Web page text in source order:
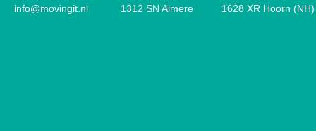
info@movingit.nl
1312 SN Almere
1628 XR Hoorn (NH)